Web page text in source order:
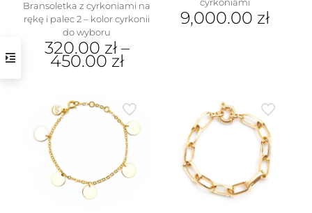
Bransoletka z cyrkoniami na
rękę i palec 2 – kolor cyrkonii
do wyboru
320.00 zł–
450.00zł
ma
wiele
wariantów.
wybrać
na
stronie
9,000.00 zł